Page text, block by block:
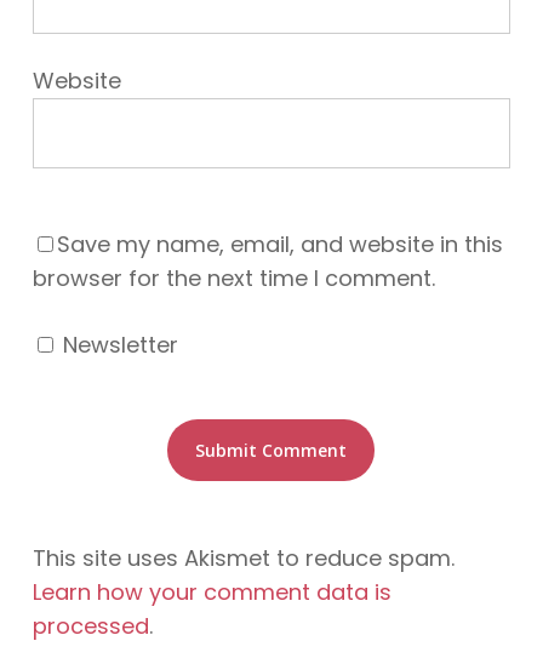
Website
Save my name, email, and website in this
browser for the next time I comment.
Newsletter
This site uses Akismet to reduce spam.
Learn how your comment data is
processed.